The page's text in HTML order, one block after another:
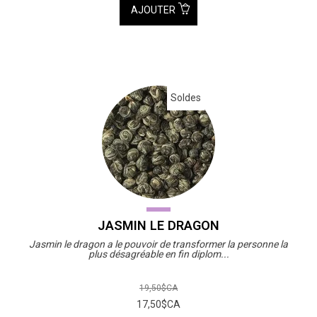
AJOUTER
Soldes
JASMIN LE DRAGON
Jasmin le dragon a le pouvoir de transformer la personne la
plus désagréable en fin diplom...
19,50$CA
17,50$CA